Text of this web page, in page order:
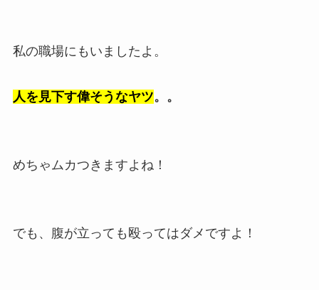
私の職場にもいましたよ。
人を見下す偉そうなヤツ。。
めちゃムカつきますよね！
でも、腹が立っても殴ってはダメですよ！